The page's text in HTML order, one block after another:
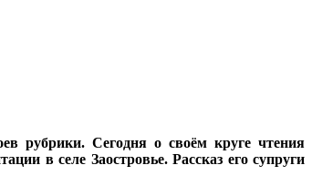
рубрики. Сегодня о своём круге чтения
в селе Заостровье. Рассказ его супруги